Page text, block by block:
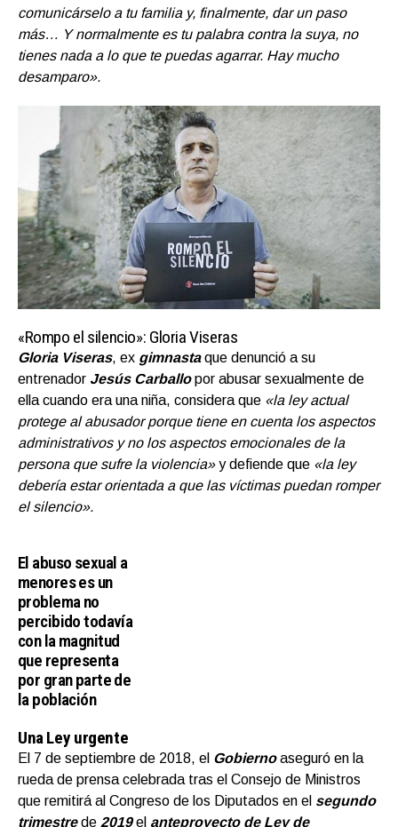
comunicárselo a tu familia y, finalmente, dar un paso
más… Y normalmente es tu palabra contra la suya, no
tienes nada a lo que te puedas agarrar. Hay mucho
desamparo».
«Rompo el silencio»: Gloria Viseras
Gloria Viseras, ex gimnastaque denunció a su
entrenador Jesús Carballopor abusar sexualmente de
ella cuando era una niña, considera que «la ley actual
protege al abusador porque tiene en cuenta los aspectos
administrativos y no los aspectos emocionales de la
persona que sufre la violencia»y defiende que «la ley
debería estar orientada a que las víctimas puedan romper
el silencio».
El abuso sexual a
menores es un
problema no
percibido todavía
con la magnitud
que representa
por gran parte de
la población
Una Ley urgente
El 7 de septiembre de 2018, el Gobiernoaseguró en la
rueda de prensa celebrada tras el Consejo de Ministros
que remitirá al Congreso de los Diputados en el segundo
trimestrede 2019el anteproyecto de Ley de